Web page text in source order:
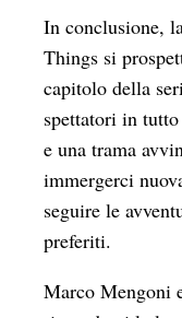
In conclusione,
Things si
capitolo della
spettatori in
e una trama
immergerci
seguire le
preferiti.
Marco Mengoni